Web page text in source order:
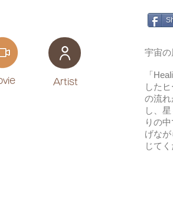
​Artist
宇宙
「
した
の流
し、
りの
げな
じてく